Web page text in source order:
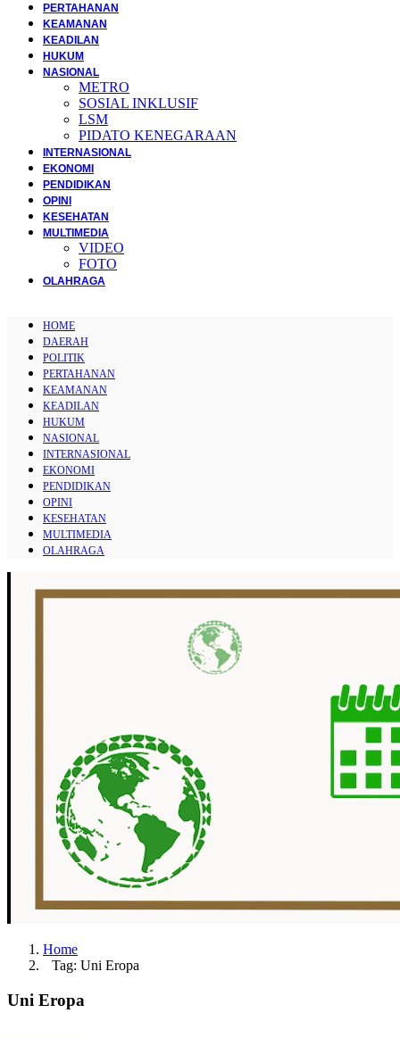
PERTAHANAN
KEAMANAN
KEADILAN
HUKUM
NASIONAL
METRO
SOSIAL INKLUSIF
LSM
PIDATO KENEGARAAN
INTERNASIONAL
EKONOMI
PENDIDIKAN
OPINI
KESEHATAN
MULTIMEDIA
VIDEO
FOTO
OLAHRAGA
HOME
DAERAH
POLITIK
PERTAHANAN
KEAMANAN
KEADILAN
HUKUM
NASIONAL
INTERNASIONAL
EKONOMI
PENDIDIKAN
OPINI
KESEHATAN
MULTIMEDIA
OLAHRAGA
Home
Tag: Uni Eropa
Uni Eropa